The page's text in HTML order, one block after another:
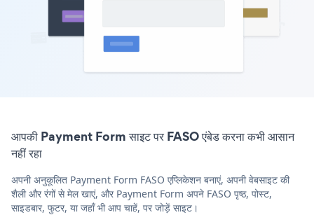
आपकी Payment Form साइट पर FASO एंबेड करना कभी आसान
नहीं रहा
अपनी अनुकूलित Payment Form FASO एप्लिकेशन बनाएं, अपनी वेबसाइट की
शैली और रंगों से मेल खाएं, और Payment Form अपने FASO पृष्ठ, पोस्ट,
साइडबार, फुटर, या जहाँ भी आप चाहें, पर जोड़ें साइट।